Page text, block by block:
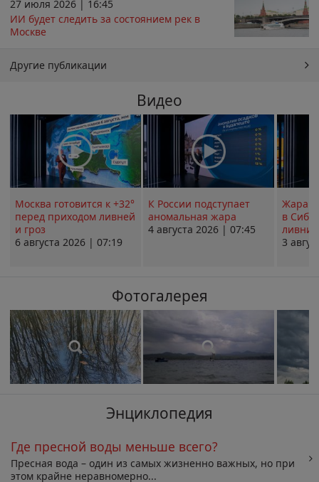
27 июля 2026 | 16:45
ИИ будет следить за состоянием рек в
Москве
Другие публикации
Видео
Москва готовится к +32°
перед приходом ливней
и гроз
6 августа 2026 | 07:19
К России подступает
аномальная жара
4 августа 2026 | 07:45
Жара в
в
ливни
3
Фотогалерея
Энциклопедия
Где пресной воды меньше всего?
Пресная вода – один из самых жизненно важных, но при
этом крайне неравномерно...